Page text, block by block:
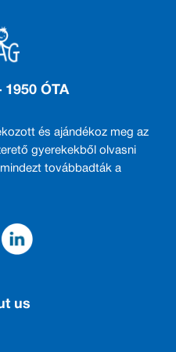
1950 ÓTA
és ajándékoz meg az
gyerekekből olvasni
továbbadták a
us